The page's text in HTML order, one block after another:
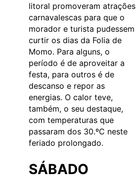
litoral promoveram atrações
carnavalescas para que o
morador e turista pudessem
curtir os dias da Folia de
Momo. Para alguns, o
período é de aproveitar a
festa, para outros é de
descanso e repor as
energias. O calor teve,
também, o seu destaque,
com temperaturas que
passaram dos 30.ºC neste
feriado prolongado.
SÁBADO